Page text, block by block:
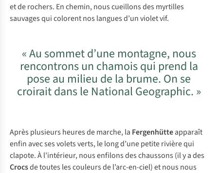
et de rochers. En chemin, nous cueillons des myrtilles
sauvages qui colorent nos langues d’un violet vif.
« Au sommet d’une montagne, nous
rencontrons un chamois qui prend la
pose au milieu de la brume. On se
croirait dans le National Geographic. »
Après plusieurs heures de marche, la Fergenhütteapparaît
enfin avec ses volets verts, le long d’une petite rivière qui
clapote. À l’intérieur, nous enfilons des chaussons (il y a des
Crocsde toutes les couleurs de l’arc-en-ciel) et nous nous